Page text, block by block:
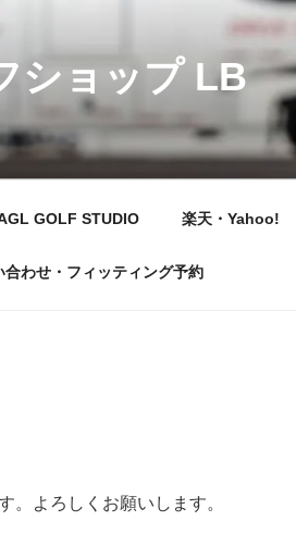
ショップ LB
GOLF STUDIO 楽天・Yahoo!
合わせ・フィッティング予約
。よろしくお願いします。